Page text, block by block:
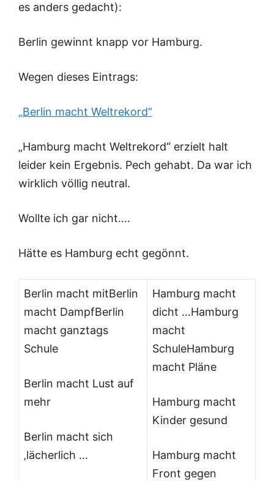
es anders gedacht):
Berlin gewinnt knapp vor Hamburg.
Wegen dieses Eintrags:
„Berlin macht Weltrekord“
„Hamburg macht Weltrekord“ erzielt halt
leider kein Ergebnis. Pech gehabt. Da war ich
wirklich völlig neutral.
Wollte ich gar nicht….
Hätte es Hamburg echt gegönnt.
Berlin macht mitBerlin
macht DampfBerlin
macht ganztags
Schule
Berlin macht Lust auf
mehr
Berlin macht sich
‚lächerlich …
Hamburg macht
dicht …Hamburg
macht
SchuleHamburg
macht Pläne
Hamburg macht
Kinder gesund
Hamburg macht
Front gegen